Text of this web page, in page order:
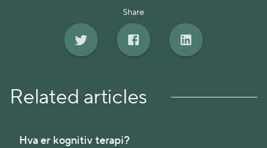
Share
Related articles
Hva er kognitiv terapi?